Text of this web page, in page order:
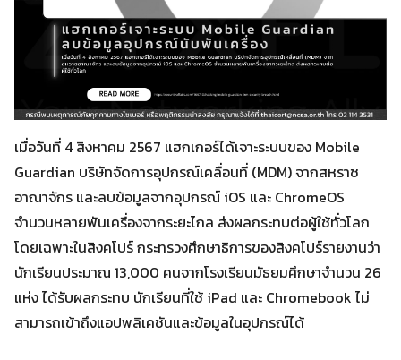
Search
เมื่อวันที่ 4 สิงหาคม 2567 แฮกเกอร์ได้เจาะระบบของ Mobile
Guardian บริษัทจัดการอุปกรณ์เคลื่อนที่ (MDM) จากสหราช
อาณาจักร และลบข้อมูลจากอุปกรณ์ iOS และ ChromeOS
จำนวนหลายพันเครื่องจากระยะไกล ส่งผลกระทบต่อผู้ใช้ทั่วโลก
โดยเฉพาะในสิงคโปร์ กระทรวงศึกษาธิการของสิงคโปร์รายงานว่า
นักเรียนประมาณ 13,000 คนจากโรงเรียนมัธยมศึกษาจำนวน 26
แห่ง ได้รับผลกระทบ นักเรียนที่ใช้ iPad และ Chromebook ไม่
สามารถเข้าถึงแอปพลิเคชันและข้อมูลในอุปกรณ์ได้